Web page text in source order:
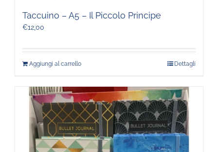
Taccuino – A5 – Il Piccolo Principe
€12,00
Aggiungi al carrello Dettagli